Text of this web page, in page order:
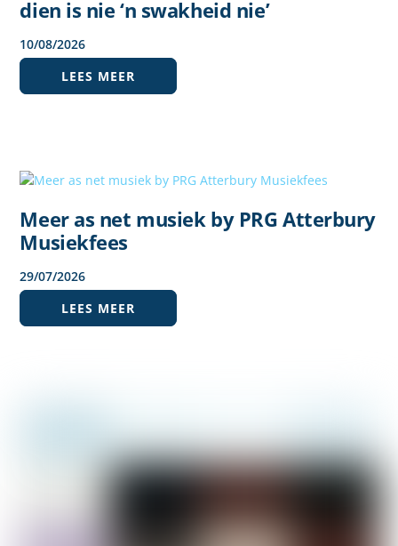
dien is nie ‘n swakheid nie’
10/08/2026
LEES MEER
Meer as net musiek by PRG Atterbury
Musiekfees
29/07/2026
LEES MEER